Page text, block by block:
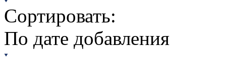
Сортировать:
По дате добавления